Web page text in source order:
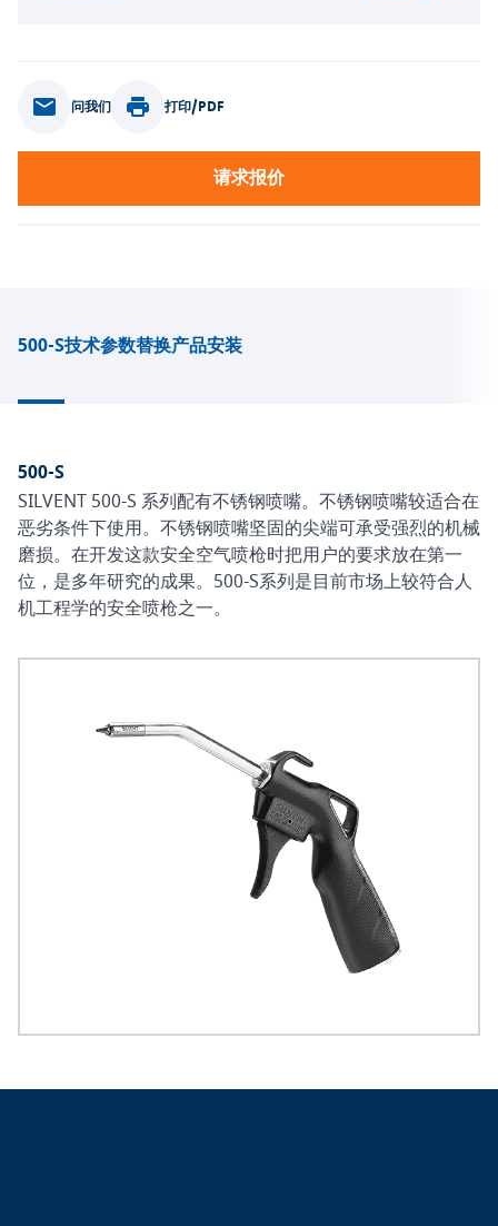
问我们 打印/PDF
请求报价
500-S技术参数替换产品安装
500-S
SILVENT 500-S 系列配有不锈钢喷嘴。不锈钢喷嘴较适合在
恶劣条件下使用。不锈钢喷嘴坚固的尖端可承受强烈的机械
磨损。在开发这款安全空气喷枪时把用户的要求放在第一
位，是多年研究的成果。500-S系列是目前市场上较符合人
机工程学的安全喷枪之一。